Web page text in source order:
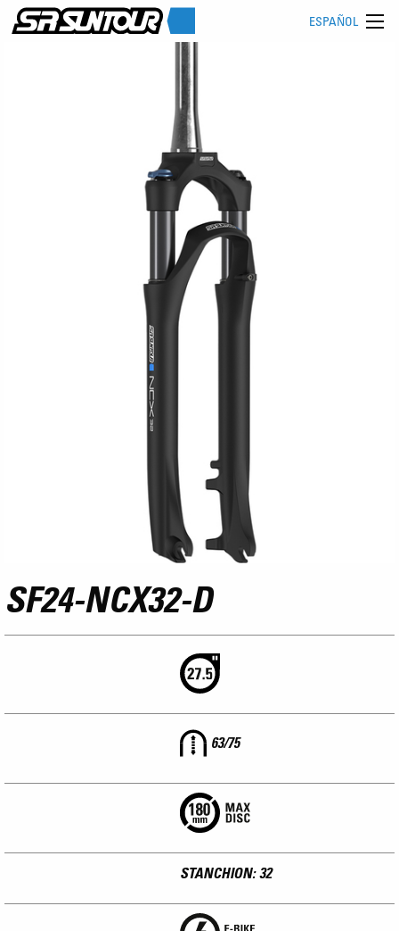
ESPAÑOL
SF24-NCX32-D
63/75
STANCHION: 32